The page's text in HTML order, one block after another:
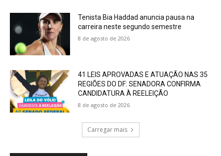
Tenista Bia Haddad anuncia pausa na
carreira neste segundo semestre
8 de agosto de 2026
41 LEIS APROVADAS E ATUAÇÃO NAS 35
REGIÕES DO DF: SENADORA CONFIRMA
CANDIDATURA À REELEIÇÃO
8 de agosto de 2026
Carregar mais